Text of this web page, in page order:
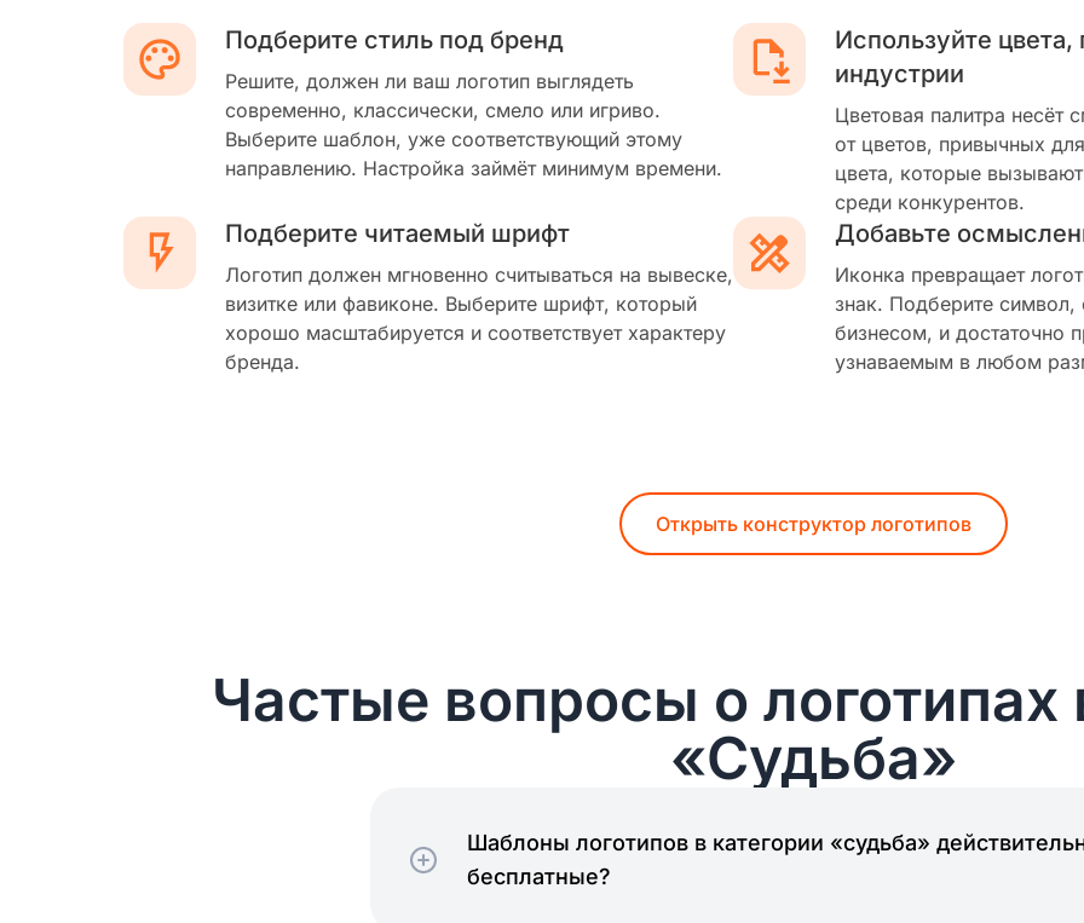
Подберите стиль под бренд
Решите, должен ли ваш логотип выглядеть
современно, классически, смело или игриво.
Выберите шаблон, уже соответствующий этому
направлению. Настройка займёт минимум времени.
Используйте
индустрии
Цветовая палитра несёт
от цветов, привычных
цвета, которые
среди конкурентов.
Подберите читаемый шрифт
Логотип должен мгновенно считываться на вывеске,
визитке или фавиконе. Выберите шрифт, который
хорошо масштабируется и соответствует характеру
бренда.
Добавьте
Иконка превращает
знак. Подберите
бизнесом, и достаточно
узнаваемым в любом
Открыть конструктор логотипов
Частые вопросы о логотипах
«Судьба»
Шаблоны логотипов в категории «судьба»
бесплатные?